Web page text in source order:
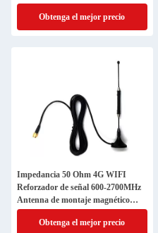
fuerte
Obtenga el mejor precio
Impedancia 50 Ohm 4G WIFI
Reforzador de señal 600-2700MHz
Antenna de montaje magnético
externo
Obtenga el mejor precio